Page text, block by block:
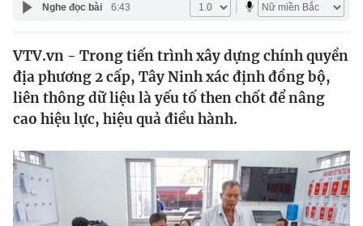
Y tế
Thế giới
Tin tức
Thế giới đó đây
Câu chuyện quốc tế
Kinh tế
Thị trường
Góc doanh nghiệp
Dữ liệu và đời sống
Truyền hình
Nghe đọc bài 6:43
VTV.vn - Trong tiến trình xây dựng chính quyền
địa phương 2 cấp, Tây Ninh xác định đồng bộ,
liên thông dữ liệu là yếu tố then chốt để nâng
cao hiệu lực, hiệu quả điều hành.